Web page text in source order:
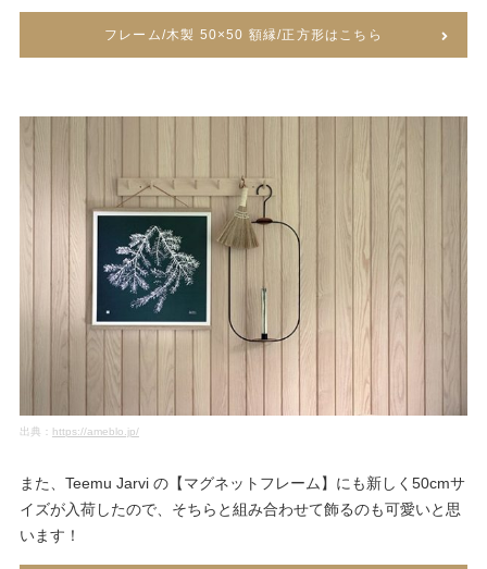
フレーム/木製 50×50 額縁/正方形はこちら
出典： https://ameblo.jp/
また、Teemu Jarvi の【マグネットフレーム】にも新しく50cmサ
イズが入荷したので、そちらと組み合わせて飾るのも可愛いと思
います！